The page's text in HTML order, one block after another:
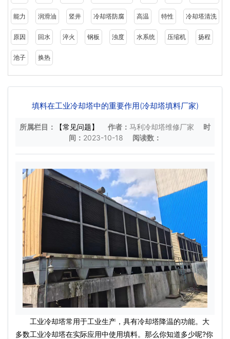
能力 润滑油 竖井 冷却塔防腐 高温 特性 冷却塔清洗
原因 回水 淬火 钢板 浊度 水系统 压缩机 扬程
池子 换热
填料在工业冷却塔中的重要作用(冷却塔填料厂家)
所属栏目： 【常见问题】 作者： 马利冷却塔维修厂家
时
间： 2023-10-18 阅读数：
工业冷却塔常用于工业生产，具有冷却塔降温的功能。大
多数工业冷却塔在实际应用中使用填料。那么你知道多少呢?你